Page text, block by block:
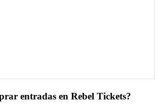
entradas en Rebel Tickets?